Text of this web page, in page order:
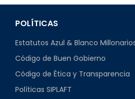
POLÍTICAS
Estatutos Azul & Blanco Millonarios
Código de Buen Gobierno
Código de Ética y Transparencia
Políticas SIPLAFT